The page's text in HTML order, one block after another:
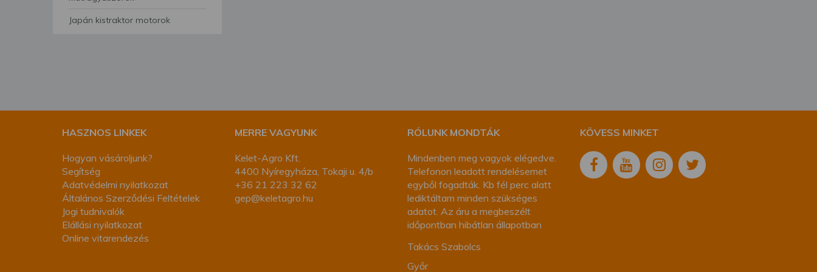
Japán kistraktor motorok
HASZNOS LINKEK
Hogyan vásároljunk?
Segítség
Adatvédelmi nyilatkozat
Általános Szerződési Feltételek
Jogi tudnivalók
Elállási nyilatkozat
Online vitarendezés
MERRE VAGYUNK
Kelet-Agro Kft.
4400 Nyíregyháza, Tokaji u. 4/b
+36 21 223 32 62
gep@keletagro.hu
RÓLUNK MONDTÁK
Mindenben meg vagyok elégedve.
Telefonon leadott rendelésemet
egyből fogadták. Kb fél perc alatt
lediktáltam minden szükséges
adatot. Az áru a megbeszélt
időpontban hibátlan állapotban
Takács Szabolcs
Győr
KÖVESS MINKET